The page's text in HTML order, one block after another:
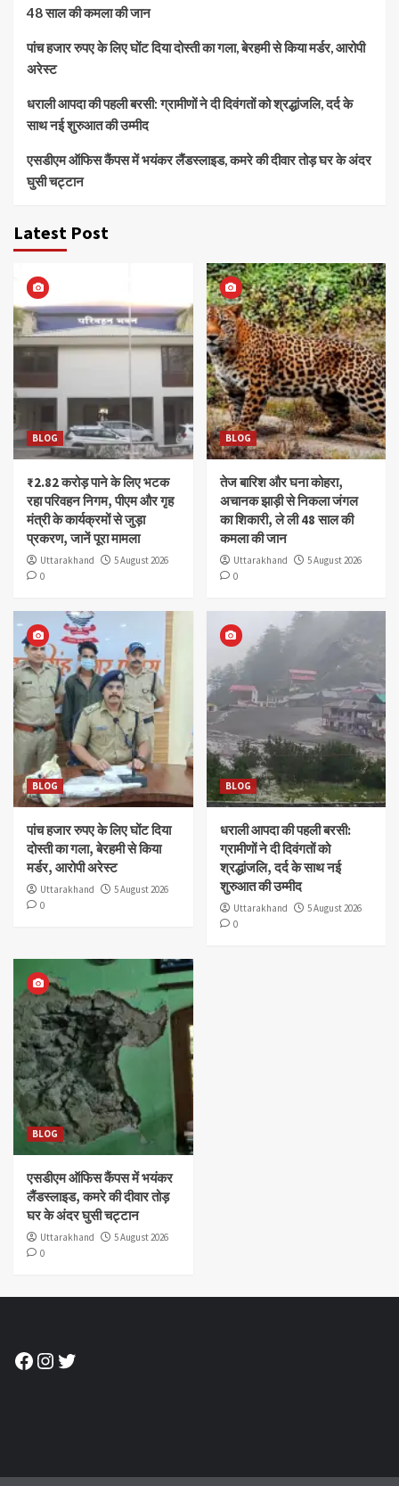
48 साल की कमला की जान
पांच हजार रुपए के लिए घोंट दिया दोस्ती का गला, बेरहमी से किया मर्डर, आरोपी
अरेस्ट
धराली आपदा की पहली बरसी: ग्रामीणों ने दी दिवंगतों को श्रद्धांजलि, दर्द के
साथ नई शुरुआत की उम्मीद
एसडीएम ऑफिस कैंपस में भयंकर लैंडस्लाइड, कमरे की दीवार तोड़ घर के अंदर
घुसी चट्टान
Latest Post
BLOG
₹2.82 करोड़ पाने के लिए भटक
रहा परिवहन निगम, पीएम और गृह
मंत्री के कार्यक्रमों से जुड़ा
प्रकरण, जानें पूरा मामला
Uttarakhand
5 August 2026
0
BLOG
तेज बारिश और घना कोहरा,
अचानक झाड़ी से निकला जंगल
का शिकारी, ले ली 48 साल की
कमला की जान
Uttarakhand
5 August 2026
0
BLOG
पांच हजार रुपए के लिए घोंट दिया
दोस्ती का गला, बेरहमी से किया
मर्डर, आरोपी अरेस्ट
Uttarakhand
5 August 2026
0
BLOG
धराली आपदा की पहली बरसी:
ग्रामीणों ने दी दिवंगतों को
श्रद्धांजलि, दर्द के साथ नई
शुरुआत की उम्मीद
Uttarakhand
5 August 2026
0
BLOG
एसडीएम ऑफिस कैंपस में भयंकर
लैंडस्लाइड, कमरे की दीवार तोड़
घर के अंदर घुसी चट्टान
Uttarakhand
5 August 2026
0
Facebook
Instagram
Twitter